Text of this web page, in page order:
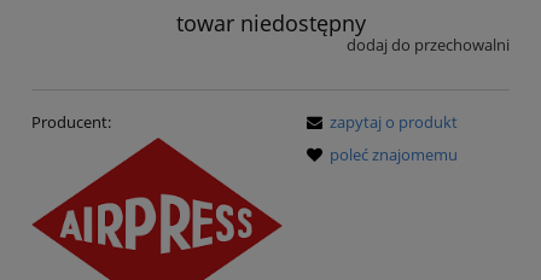
towar niedostępny
dodaj do przechowalni
Producent:
zapytaj o produkt
poleć znajomemu